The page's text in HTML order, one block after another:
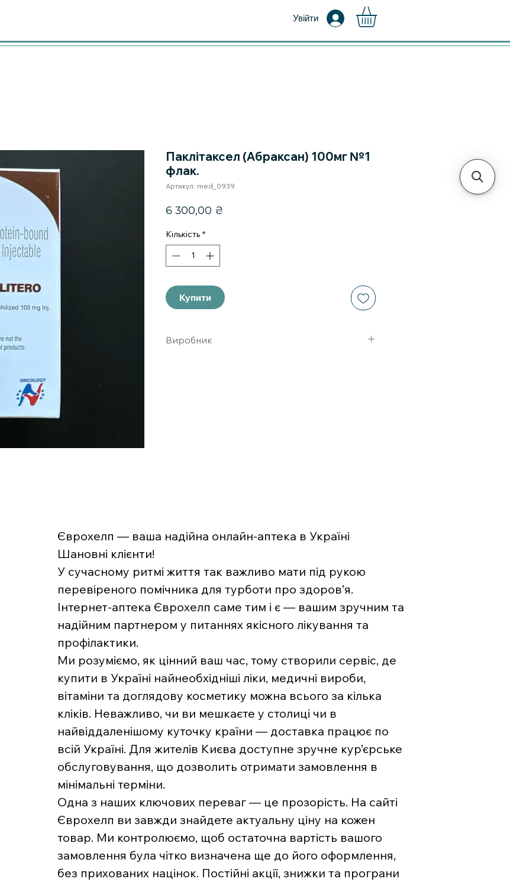
Увійти
Паклітаксел (Абраксан) 100мг №1
флак.
Артикул: med_0939
6 300,00 ₴
Кількість *
Купити
Виробник
Єврохелп — ваша надійна онлайн-аптека в Україні
Шановні клієнти!
У сучасному ритмі життя так важливо мати під рукою
перевіреного помічника для турботи про здоров’я.
Інтернет-аптека Єврохелп саме тим і є — вашим зручним та
надійним партнером у питаннях якісного лікування та
профілактики.
Ми розуміємо, як цінний ваш час, тому створили сервіс, де
купити в Україні найнеобхідніші ліки, медичні вироби,
вітаміни та доглядову косметику можна всього за кілька
кліків. Неважливо, чи ви мешкаєте у столиці чи в
найвіддаленішому куточку країни — доставка працює по
всій Україні. Для жителів Києва доступне зручне кур’єрське
обслуговування, що дозволить отримати замовлення в
мінімальні терміни.
Одна з наших ключових переваг — це прозорість. На сайті
Єврохелп ви завжди знайдете актуальну ціну на кожен
товар. Ми контролюємо, щоб остаточна вартість вашого
замовлення була чітко визначена ще до його оформлення,
без прихованих націнок. Постійні акції, знижки та програни